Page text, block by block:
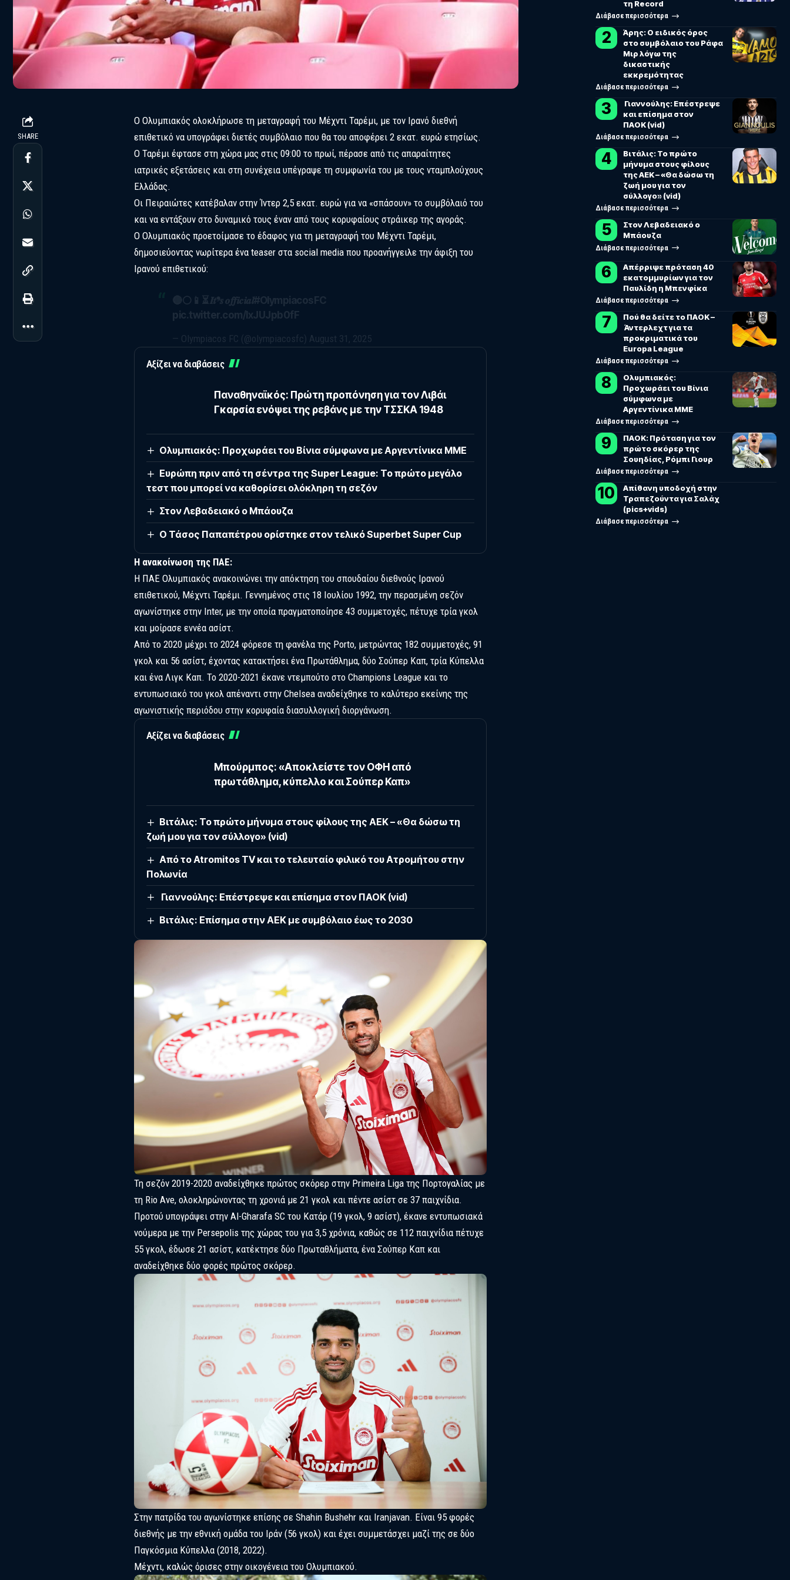
SHARE
Ο Ολυμπιακός ολοκλήρωσε τη μεταγραφή του Μέχντι Ταρέμι, με τον Ιρανό διεθνή
επιθετικό να υπογράφει διετές συμβόλαιο που θα του αποφέρει 2 εκατ. ευρώ ετησίως.
Ο Ταρέμι έφτασε στη χώρα μας στις 09:00 το πρωί, πέρασε από τις απαραίτητες
ιατρικές εξετάσεις και στη συνέχεια υπέγραψε τη συμφωνία του με τους νταμπλούχους
Ελλάδας.
Οι Πειραιώτες κατέβαλαν στην Ίντερ 2,5 εκατ. ευρώ για να «σπάσουν» το συμβόλαιό του
και να εντάξουν στο δυναμικό τους έναν από τους κορυφαίους στράικερ της αγοράς.
Ο Ολυμπιακός προετοίμασε το έδαφος για τη μεταγραφή του Μέχντι Ταρέμι,
δημοσιεύοντας νωρίτερα ένα teaser στα social media που προανήγγειλε την άφιξη του
Ιρανού επιθετικού:
🔴⚪️📱⏳ 𝑰𝒕❜𝒔 𝒐𝒇𝒇𝒊𝒄𝒊𝒂𝒍#OlympiacosFC
pic.twitter.com/IxJUJpb0fF
— Olympiacos FC (@olympiacosfc) August 31, 2025
Αξίζει να διαβάσεις
Παναθηναϊκός: Πρώτη προπόνηση για τον Λιβάι
Γκαρσία ενόψει της ρεβάνς με την ΤΣΣΚΑ 1948
Ολυμπιακός: Προχωράει του Βίνια σύμφωνα με Αργεντίνικα ΜΜΕ
Ευρώπη πριν από τη σέντρα της Super League: Το πρώτο μεγάλο
τεστ που μπορεί να καθορίσει ολόκληρη τη σεζόν
Στον Λεβαδειακό ο Μπάουζα
O Τάσος Παπαπέτρου ορίστηκε στον τελικό Superbet Super Cup
Η ανακοίνωση της ΠΑΕ:
Η ΠΑΕ Ολυμπιακός ανακοινώνει την απόκτηση του σπουδαίου διεθνούς Ιρανού
επιθετικού, Μέχντι Ταρέμι. Γεννημένος στις 18 Ιουλίου 1992, την περασμένη σεζόν
αγωνίστηκε στην Inter, με την οποία πραγματοποίησε 43 συμμετοχές, πέτυχε τρία γκολ
και μοίρασε εννέα ασίστ.
Από το 2020 μέχρι το 2024 φόρεσε τη φανέλα της Porto, μετρώντας 182 συμμετοχές, 91
γκολ και 56 ασίστ, έχοντας κατακτήσει ένα Πρωτάθλημα, δύο Σούπερ Καπ, τρία Κύπελλα
και ένα Λιγκ Καπ. Το 2020-2021 έκανε ντεμπούτο στο Champions League και το
εντυπωσιακό του γκολ απέναντι στην Chelsea αναδείχθηκε το καλύτερο εκείνης της
αγωνιστικής περιόδου στην κορυφαία διασυλλογική διοργάνωση.
Αξίζει να διαβάσεις
Μπούρμπος: «Αποκλείστε τον ΟΦΗ από
πρωτάθλημα, κύπελλο και Σούπερ Καπ»
Βιτάλις: Το πρώτο μήνυμα στους φίλους της ΑΕΚ – «Θα δώσω τη
ζωή μου για τον σύλλογο» (vid)
Από το Atromitos TV και το τελευταίο φιλικό του Ατρομήτου στην
Πολωνία
Γιαννούλης: Επέστρεψε και επίσημα στον ΠΑΟΚ (vid)
Βιτάλις: Επίσημα στην ΑΕΚ με συμβόλαιο έως το 2030
Τη σεζόν 2019-2020 αναδείχθηκε πρώτος σκόρερ στην Primeira Liga της Πορτογαλίας με
τη Rio Ave, ολοκληρώνοντας τη χρονιά με 21 γκολ και πέντε ασίστ σε 37 παιχνίδια.
Προτού υπογράψει στην Al-Gharafa SC του Κατάρ (19 γκολ, 9 ασίστ), έκανε εντυπωσιακά
νούμερα με την Persepolis της χώρας του για 3,5 χρόνια, καθώς σε 112 παιχνίδια πέτυχε
55 γκολ, έδωσε 21 ασίστ, κατέκτησε δύο Πρωταθλήματα, ένα Σούπερ Καπ και
αναδείχθηκε δύο φορές πρώτος σκόρερ.
Στην πατρίδα του αγωνίστηκε επίσης σε Shahin Bushehr και Iranjavan. Είναι 95 φορές
διεθνής με την εθνική ομάδα του Ιράν (56 γκολ) και έχει συμμετάσχει μαζί της σε δύο
Παγκόσμια Κύπελλα (2018, 2022).
Μέχντι, καλώς όρισες στην οικογένεια του Ολυμπιακού.
τη Record
Διάβασε περισσότερα
Άρης: Ο ειδικός όρος
στο συμβόλαιο του Ράφα
Μιρ λόγω της
δικαστικής
εκκρεμότητας
Διάβασε περισσότερα
Γιαννούλης: Επέστρεψε
και επίσημα στον
ΠΑΟΚ (vid)
Διάβασε περισσότερα
Βιτάλις: Το πρώτο
μήνυμα στους φίλους
της ΑΕΚ – «Θα δώσω τη
ζωή μου για τον
σύλλογο» (vid)
Διάβασε περισσότερα
Στον Λεβαδειακό ο
Μπάουζα
Διάβασε περισσότερα
Απέρριψε πρόταση 40
εκατομμυρίων για τον
Παυλίδη η Μπενφίκα
Διάβασε περισσότερα
Πού θα δείτε το ΠΑΟΚ –
Άντερλεχτ για τα
προκριματικά του
Europa League
Διάβασε περισσότερα
Ολυμπιακός:
Προχωράει του Βίνια
σύμφωνα με
Αργεντίνικα ΜΜΕ
Διάβασε περισσότερα
ΠΑΟΚ: Πρόταση για τον
πρώτο σκόρερ της
Σουηδίας, Ρόμπι Γιουρ
Διάβασε περισσότερα
Απίθανη υποδοχή στην
Τραπεζούντα για Σαλάχ
(pics+vids)
Διάβασε περισσότερα